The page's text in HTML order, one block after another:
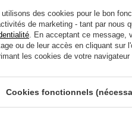
Veuillez noter que les noms des
informations sur la composition.
la bombilla/paille avant utilisation.
6a, 21-040 Świdnik,
utilisons des cookies pour le bon
de marketing - tant par nous
. En acceptant ce message,
ou de leur accès en cliquant sur
les cookies de votre
Cookies fonctionnels